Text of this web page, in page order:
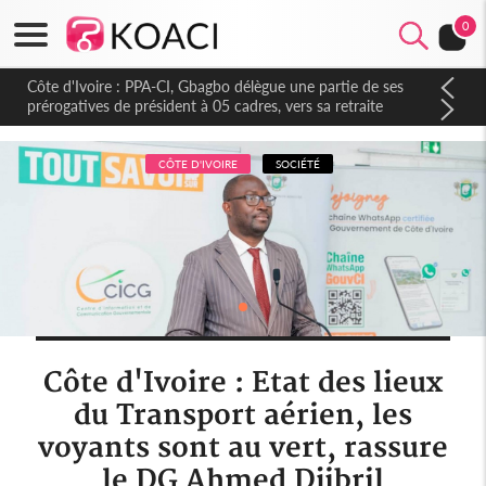
0
Côte d'Ivoire : PPA-CI, Gbagbo délègue une partie de ses
prérogatives de président à 05 cadres, vers sa retraite
politique ?
CÔTE D'IVOIRE SOCIÉTÉ
Côte d'Ivoire : Etat des lieux
du Transport aérien, les
voyants sont au vert, rassure